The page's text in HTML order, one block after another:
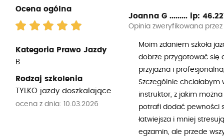
Ocena ogólna
Kategoria Prawo Jazdy
B
Rodzaj szkolenia
TYLKO jazdy doszkalające
ocena z dnia: 10.03.2026
Joanna G ......... ip:
Opinia zweryfikowana
Moim zdaniem szkoła
dobrze przygotować się
przyjazna i
Szczególnie
instruktor, z jakim
potrafi dodać pewności
łatwiejsza i mniej
egzamin, ale przede